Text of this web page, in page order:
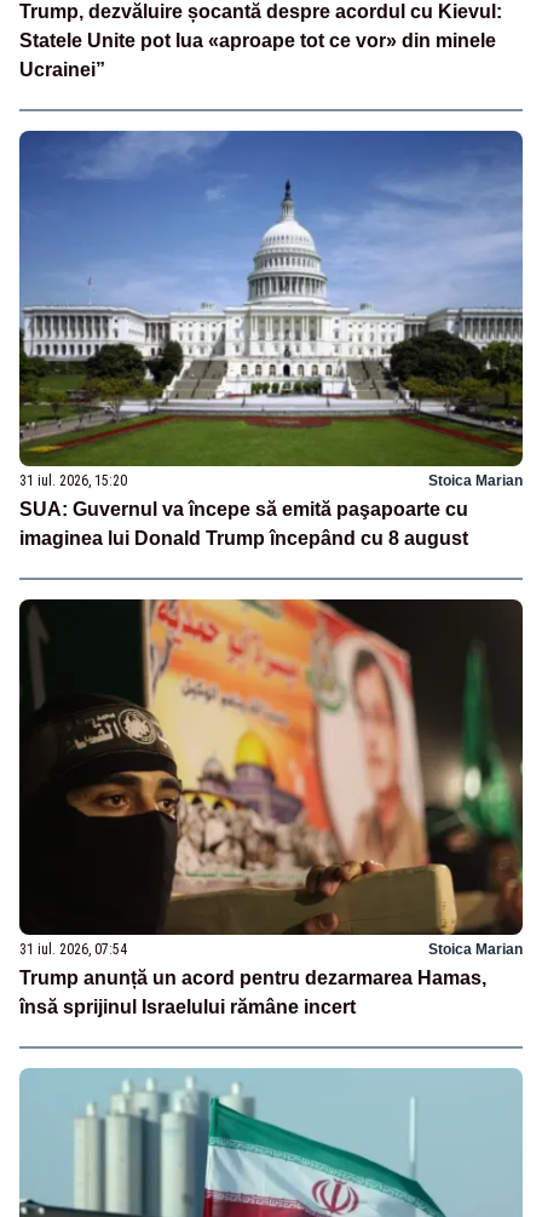
Trump, dezvăluire șocantă despre acordul cu Kievul:
Statele Unite pot lua «aproape tot ce vor» din minele
Ucrainei”
31 iul. 2026, 15:20 Stoica Marian
SUA: Guvernul va începe să emită paşapoarte cu
imaginea lui Donald Trump începând cu 8 august
31 iul. 2026, 07:54 Stoica Marian
Trump anunță un acord pentru dezarmarea Hamas,
însă sprijinul Israelului rămâne incert